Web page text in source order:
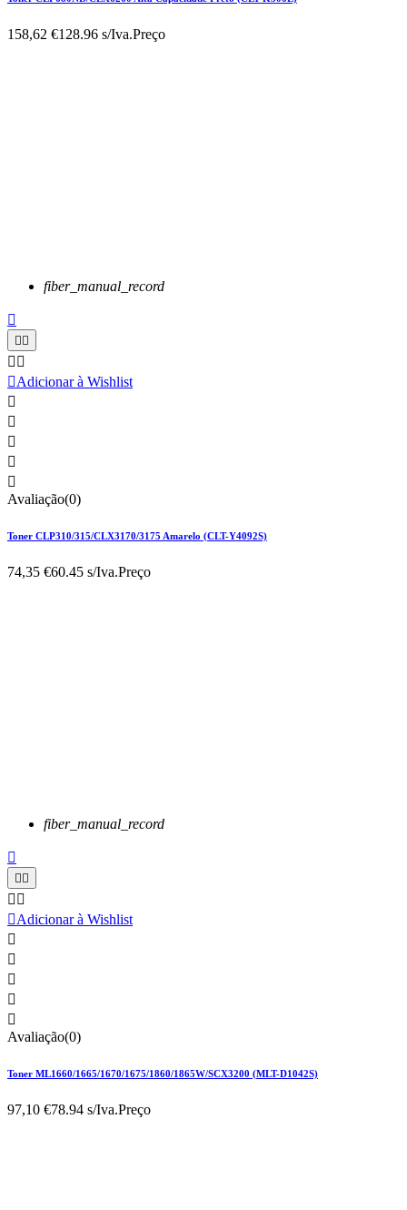
158,62 €128.96 s/Iva.Preço
fiber_manual_record

 
 
Adicionar à Wishlist





Avaliação(0)
Toner CLP310/315/CLX3170/3175 Amarelo (CLT-Y4092S)
74,35 €60.45 s/Iva.Preço
fiber_manual_record

 
 
Adicionar à Wishlist





Avaliação(0)
Toner ML1660/1665/1670/1675/1860/1865W/SCX3200 (MLT-D1042S)
97,10 €78.94 s/Iva.Preço